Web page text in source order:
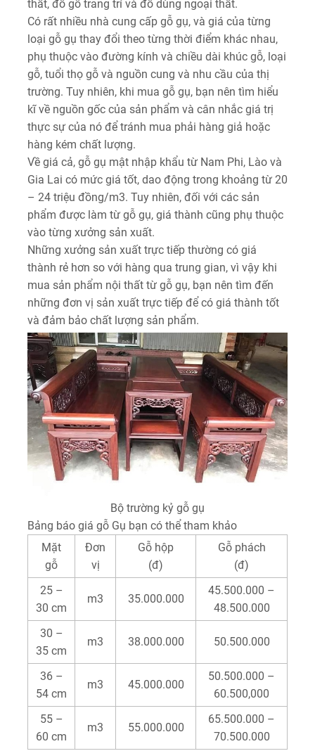
thất, đồ gỗ trang trí và đồ dùng ngoại thất.
Có rất nhiều nhà cung cấp gỗ gụ, và giá của từng
loại gỗ gụ thay đổi theo từng thời điểm khác nhau,
phụ thuộc vào đường kính và chiều dài khúc gỗ, loại
gỗ, tuổi thọ gỗ và nguồn cung và nhu cầu của thị
trường. Tuy nhiên, khi mua gỗ gụ, bạn nên tìm hiểu
kĩ về nguồn gốc của sản phẩm và cân nhắc giá trị
thực sự của nó để tránh mua phải hàng giả hoặc
hàng kém chất lượng.
Về giá cả, gỗ gụ mật nhập khẩu từ Nam Phi, Lào và
Gia Lai có mức giá tốt, dao động trong khoảng từ 20
– 24 triệu đồng/m3. Tuy nhiên, đối với các sản
phẩm được làm từ gỗ gụ, giá thành cũng phụ thuộc
vào từng xưởng sản xuất.
Những xưởng sản xuất trực tiếp thường có giá
thành rẻ hơn so với hàng qua trung gian, vì vậy khi
mua sản phẩm nội thất từ gỗ gụ, bạn nên tìm đến
những đơn vị sản xuất trực tiếp để có giá thành tốt
và đảm bảo chất lượng sản phẩm.
Bộ trường kỷ gỗ gụ
Bảng báo giá gỗ Gụ bạn có thể tham khảo
Mặt
gỗ
Đơn
vị
Gỗ hộp
(đ)
Gỗ phách
(đ)
25 –
30 cm
m3 35.000.000
45.500.000 –
48.500.000
30 –
35 cm
m3 38.000.000 50.500.000
36 –
54 cm
m3 45.000.000
50.500.000 –
60.500,000
55 –
60 cm
m3 55.000.000
65.500.000 –
70.500.000